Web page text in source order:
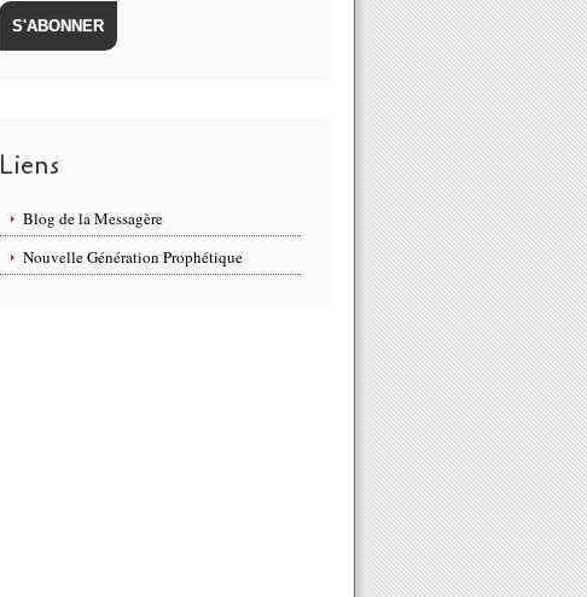
Liens
Blog de la Messagère
Nouvelle Génération Prophétique